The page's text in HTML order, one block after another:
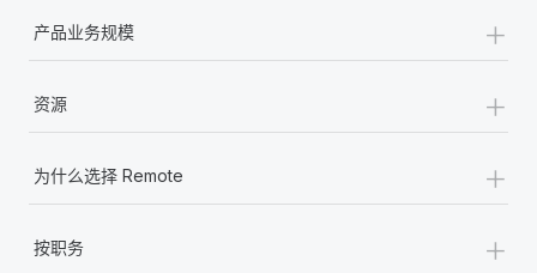
产品业务规模 +
资源 +
为什么选择 Remote +
按职务 +